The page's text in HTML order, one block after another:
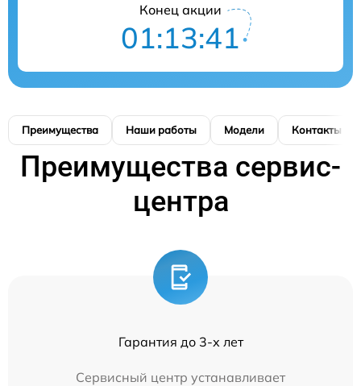
Конец акции
01:13:41
Преимущества Наши работы Модели Контакты
Преимущества сервис-
центра
Гарантия до 3-х лет
Сервисный центр устанавливает